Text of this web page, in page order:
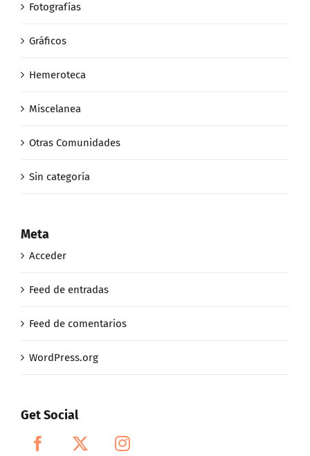
Fotografías
Gráficos
Hemeroteca
Miscelanea
Otras Comunidades
Sin categoría
Meta
Acceder
Feed de entradas
Feed de comentarios
WordPress.org
Get Social